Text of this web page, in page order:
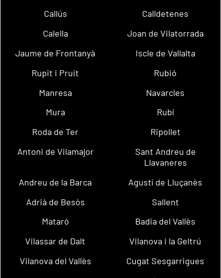
Callús
Calldetenes
Calella
Joan de Vilatorrada
Jaume de Frontanyà
Iscle de Vallalta
Rupit i Pruit
Rubió
Manresa
Navarcles
Mura
Rubí
Roda de Ter
Ripollet
Antoni de Vilamajor
Sant Andreu de
Llavaneres
Andreu de la Barca
Agustí de Lluçanès
Adrià de Besòs
Sallent
Mataró
Badia del Vallès
Vilassar de Dalt
Vilanova i la Geltrú
Vilanova del Vallès
Cugat Sesgarrigues